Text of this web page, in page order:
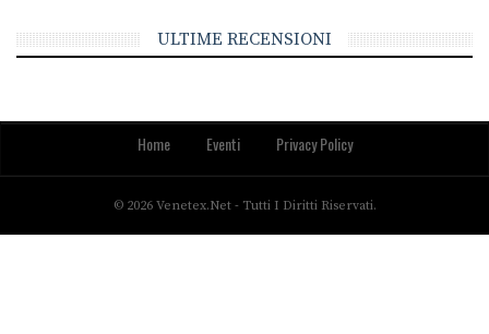
ULTIME RECENSIONI
Home Eventi Privacy Policy
© 2026 Venetex.net - Tutti I Diritti Riservati.